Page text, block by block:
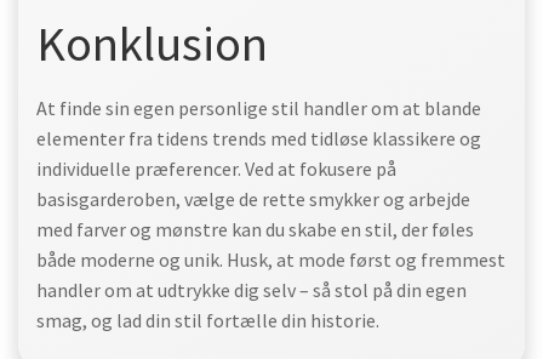
Konklusion
At finde sin egen personlige stil handler om at blande
elementer fra tidens trends med tidløse klassikere og
individuelle præferencer. Ved at fokusere på
basisgarderoben, vælge de rette smykker og arbejde
med farver og mønstre kan du skabe en stil, der føles
både moderne og unik. Husk, at mode først og fremmest
handler om at udtrykke dig selv – så stol på din egen
smag, og lad din stil fortælle din historie.